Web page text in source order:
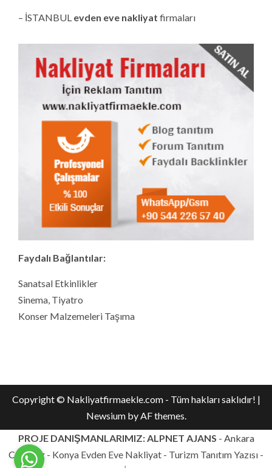
– İSTANBUL evden eve nakliyat firmaları
Faydalı Bağlantılar:
Sanatsal Etkinlikler
Sinema, Tiyatro
Konser Malzemeleri Taşıma
Copyright © Nakliyatfirmaekle.com - Tüm hakları saklıdır! |
Newsiumby AF themes.
PROJE DANIŞMANLARIMIZ: ALPNET AJANS - Ankara
Catering - Konya Evden Eve Nakliyat - Turizm Tanıtım Yazısı -